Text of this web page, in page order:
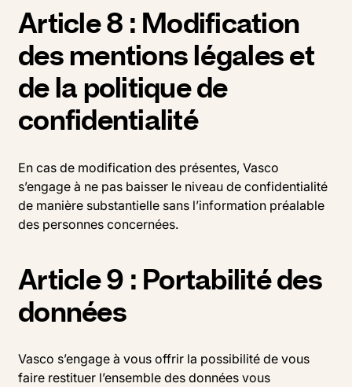
Article 8 : Modification
des mentions légales et
de la politique de
confidentialité
En cas de modification des présentes, Vasco
s’engage à ne pas baisser le niveau de confidentialité
de manière substantielle sans l’information préalable
des personnes concernées.
Article 9 : Portabilité des
données
Vasco s’engage à vous offrir la possibilité de vous
faire restituer l’ensemble des données vous